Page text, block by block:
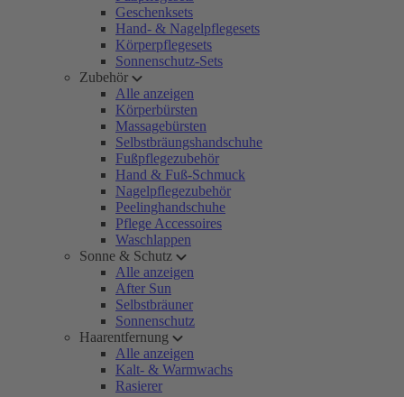
Geschenksets
Hand- & Nagelpflegesets
Körperpflegesets
Sonnenschutz-Sets
Zubehör
Alle anzeigen
Körperbürsten
Massagebürsten
Selbstbräungshandschuhe
Fußpflegezubehör
Hand & Fuß-Schmuck
Nagelpflegezubehör
Peelinghandschuhe
Pflege Accessoires
Waschlappen
Sonne & Schutz
Alle anzeigen
After Sun
Selbstbräuner
Sonnenschutz
Haarentfernung
Alle anzeigen
Kalt- & Warmwachs
Rasierer